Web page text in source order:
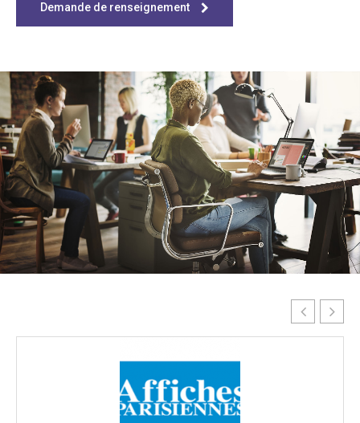
Demande de renseignement